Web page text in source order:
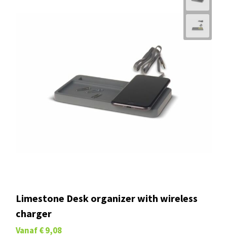
Limestone Desk organizer with wireless
charger
Vanaf € 9,08